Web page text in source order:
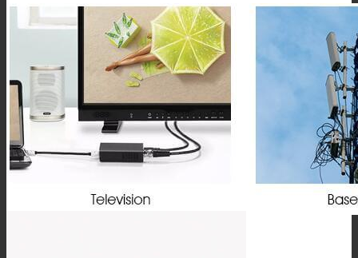
Mini BNC连接器
IPEX连接器